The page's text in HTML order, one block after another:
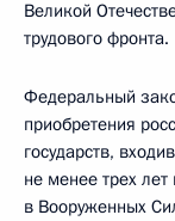
Великой
трудового фронта.
Федеральный
приобретения
государств,
не менее трех лет
в Вооруженных